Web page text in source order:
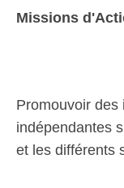
Missions
Promouvoir des
indépendantes
et les différents